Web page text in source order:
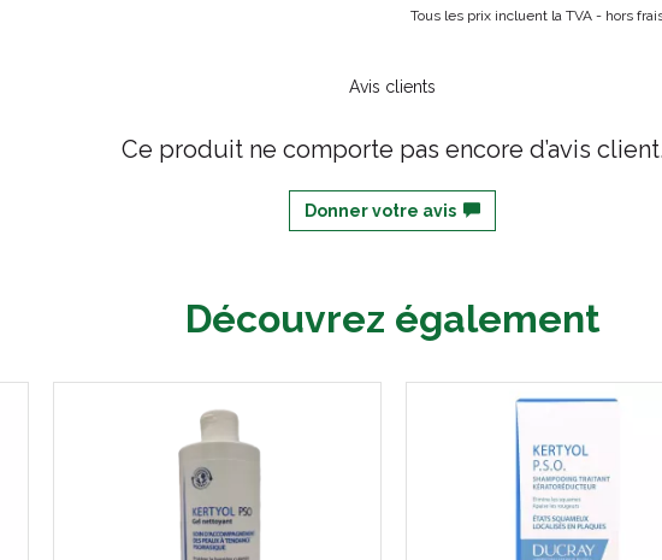
Tous les prix incluent la TVA - hors
Avis clients
Ce produit ne comporte pas encore d’avis
Donner votre avis
Découvrez également